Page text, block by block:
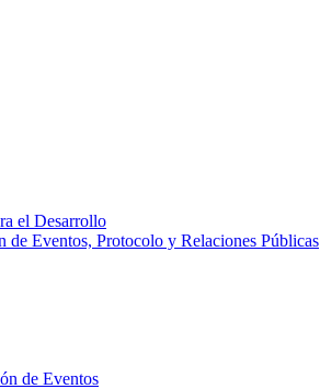
el Desarrollo
Eventos, Protocolo y Relaciones Públicas
de Eventos